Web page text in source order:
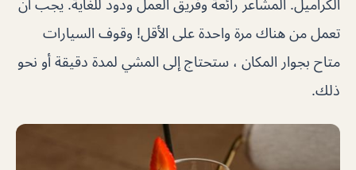
الكراميل. المشاعر رائعة وفريق العمل ودود للغاية. يجب أن
تعمل من هناك مرة واحدة على الأقل! وقوف السيارات
متاح بجوار المكان ، ستحتاج إلى المشي لمدة دقيقة أو نحو
ذلك.